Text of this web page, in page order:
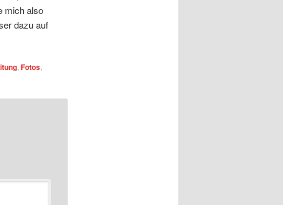
mich also
dazu auf
, Fotos,